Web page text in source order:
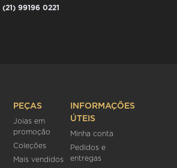
(21) 99196 0221
PEÇAS
Joias em
promoção
Coleções
Mais vendidos
INFORMAÇÕES
ÚTEIS
Minha conta
Pedidos e
entregas